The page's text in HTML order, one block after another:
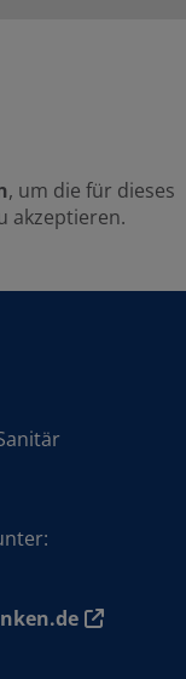
, um die für dieses
akzeptieren.